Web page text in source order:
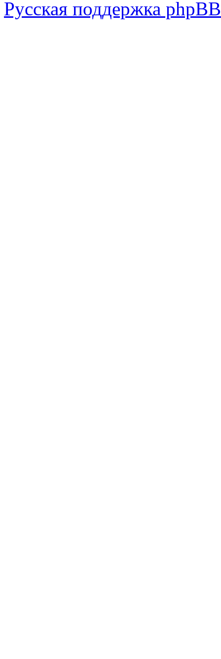
Русская поддержка phpBB